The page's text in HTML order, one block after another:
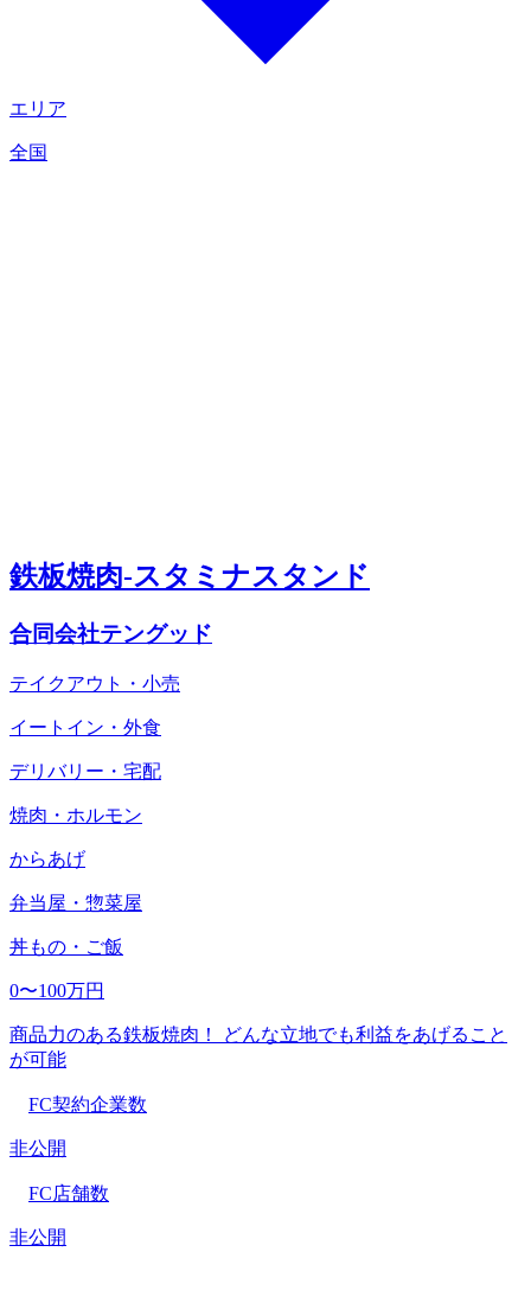
エリア
全国
鉄板焼肉-スタミナスタンド
合同会社テングッド
テイクアウト・小売
イートイン・外食
デリバリー・宅配
焼肉・ホルモン
からあげ
弁当屋・惣菜屋
丼もの・ご飯
0〜100万円
商品力のある鉄板焼肉！ どんな立地でも利益をあげること
が可能
FC契約企業数
非公開
FC店舗数
非公開